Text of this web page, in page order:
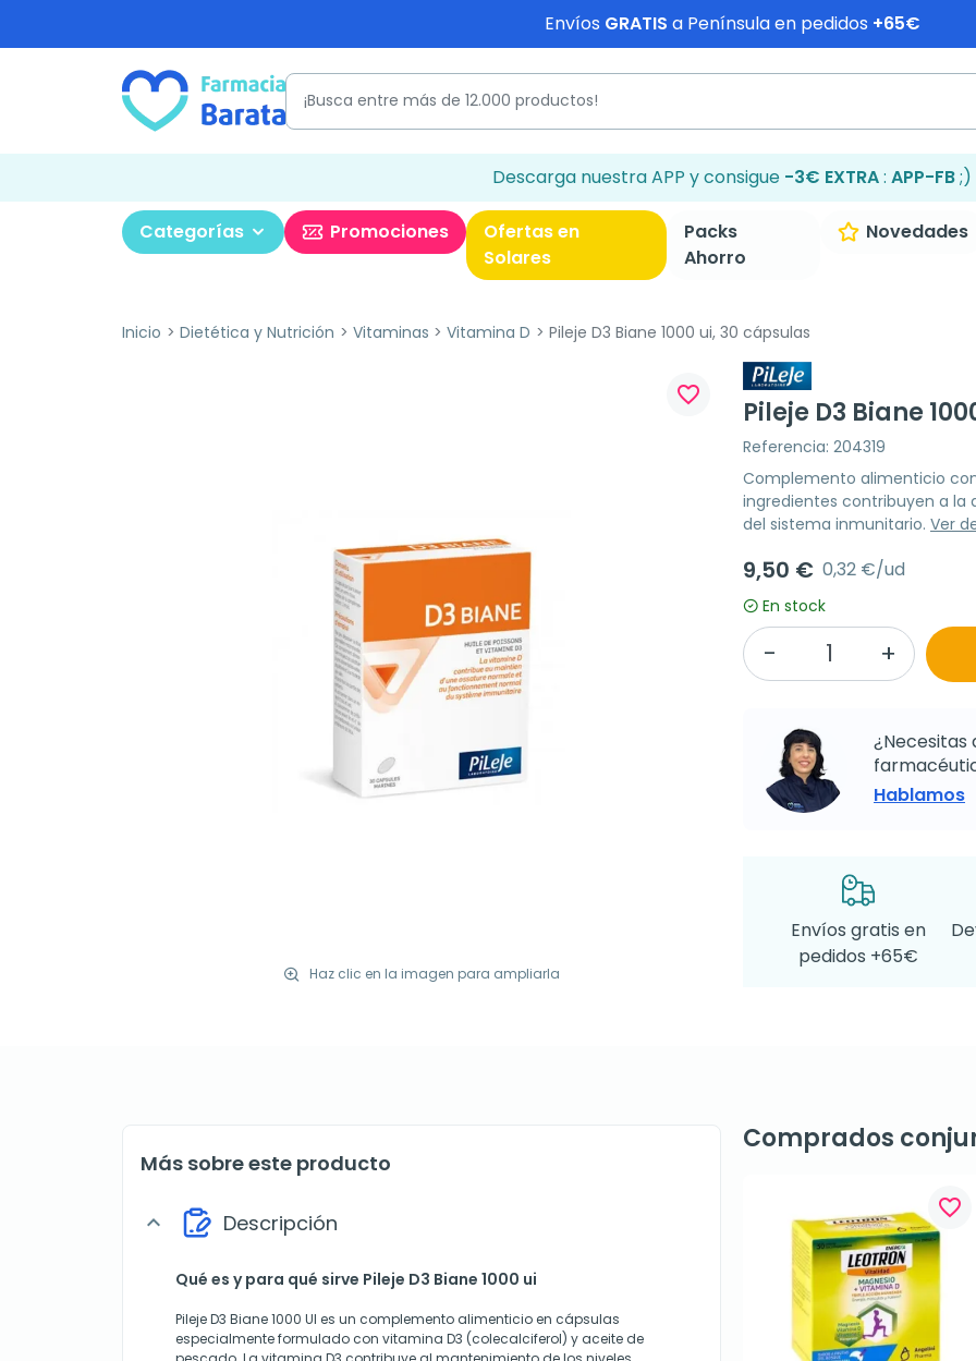
Envíos GRATIS a Península en pedidos +65€
Descarga nuestra APP y consigue -3€ EXTRA: APP-FB;)
Categorías Promociones
Ofertas en
Solares
Packs
Ahorro
Novedades
Inicio Dietética y Nutrición Vitaminas Vitamina D Pileje D3 Biane 1000 ui, 30 cápsulas
Haz clic en la imagen para ampliarla
favorite_border
Pileje D3 Biane
Referencia: 204319
Complemento alimenticio
ingredientes contribuyen a la
del sistema inmunitario. Ver
9,50 € 0,32 €/ud
En stock
¿Necesitas
Hablamos
Envíos gratis en
pedidos +65€
Más sobre este producto
expand_more Descripción
Qué es y para qué sirve Pileje D3 Biane 1000 ui
Pileje D3 Biane 1000 UI es un complemento alimenticio en cápsulas
especialmente formulado con vitamina D3 (colecalciferol) y aceite de
Comprados
favorite_border